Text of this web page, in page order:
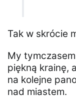
Tak w skrócie
My
piękną krainę,
na kolejne
nad miastem.